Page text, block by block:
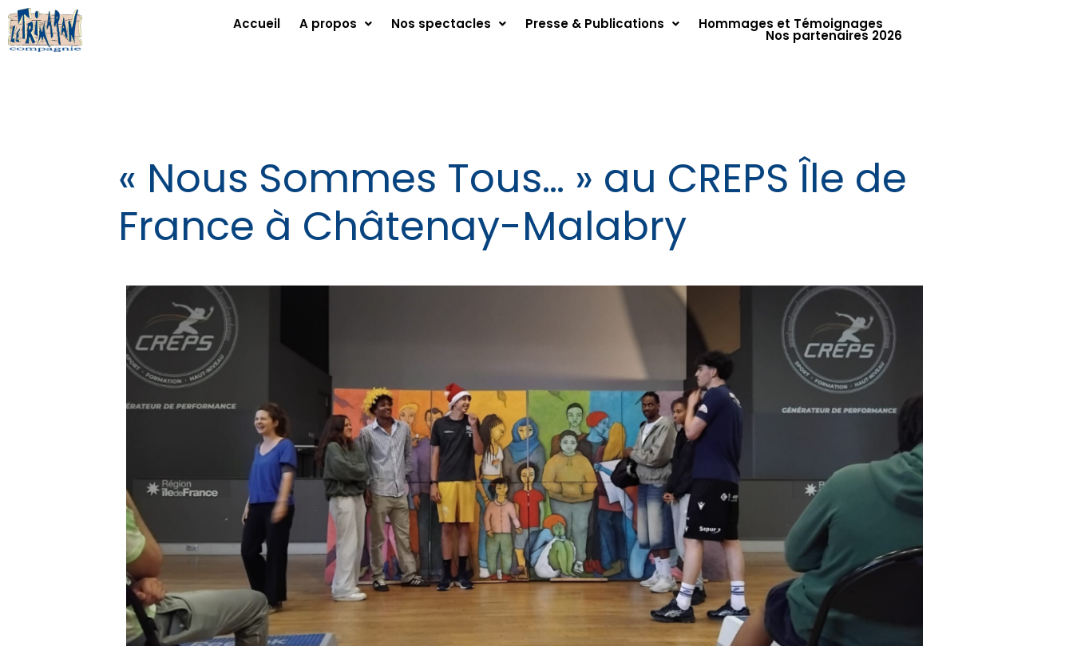
Accueil A propos Nos spectacles Presse & Publications Hommages et Témoignages
Nos partenaires 2026
« Nous Sommes Tous… » au CREPS Île de
France à Châtenay-Malabry